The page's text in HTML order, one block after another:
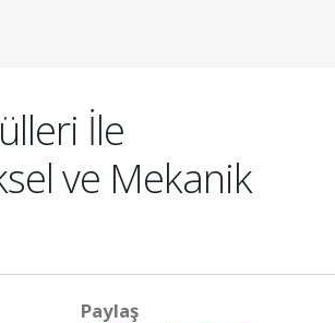
İle
ve Mekanik
Paylaş